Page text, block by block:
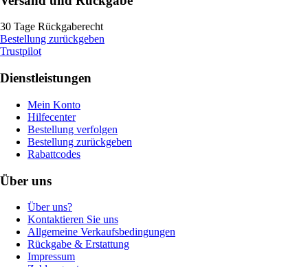
30 Tage Rückgaberecht
Bestellung zurückgeben
Trustpilot
Dienstleistungen
Mein Konto
Hilfecenter
Bestellung verfolgen
Bestellung zurückgeben
Rabattcodes
Über uns
Über uns?
Kontaktieren Sie uns
Allgemeine Verkaufsbedingungen
Rückgabe & Erstattung
Impressum